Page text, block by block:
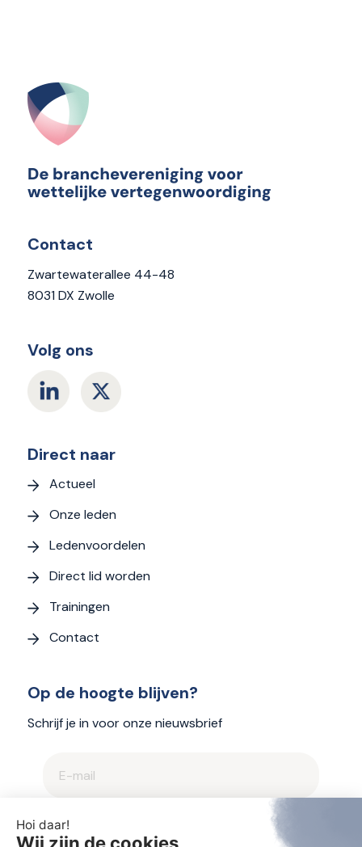
Contact
Zwartewaterallee 44-48
8031 DX Zwolle
Volg ons
Direct naar
Actueel
Onze leden
Ledenvoordelen
Direct lid worden
Trainingen
Contact
Op de hoogte blijven?
Schrijf je in voor onze nieuwsbrief